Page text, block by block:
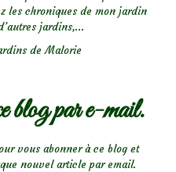
les chroniques de mon jardin
jardins,...
de Malorie
blog par e-mail.
vous abonner à ce blog et
nouvel article par email.